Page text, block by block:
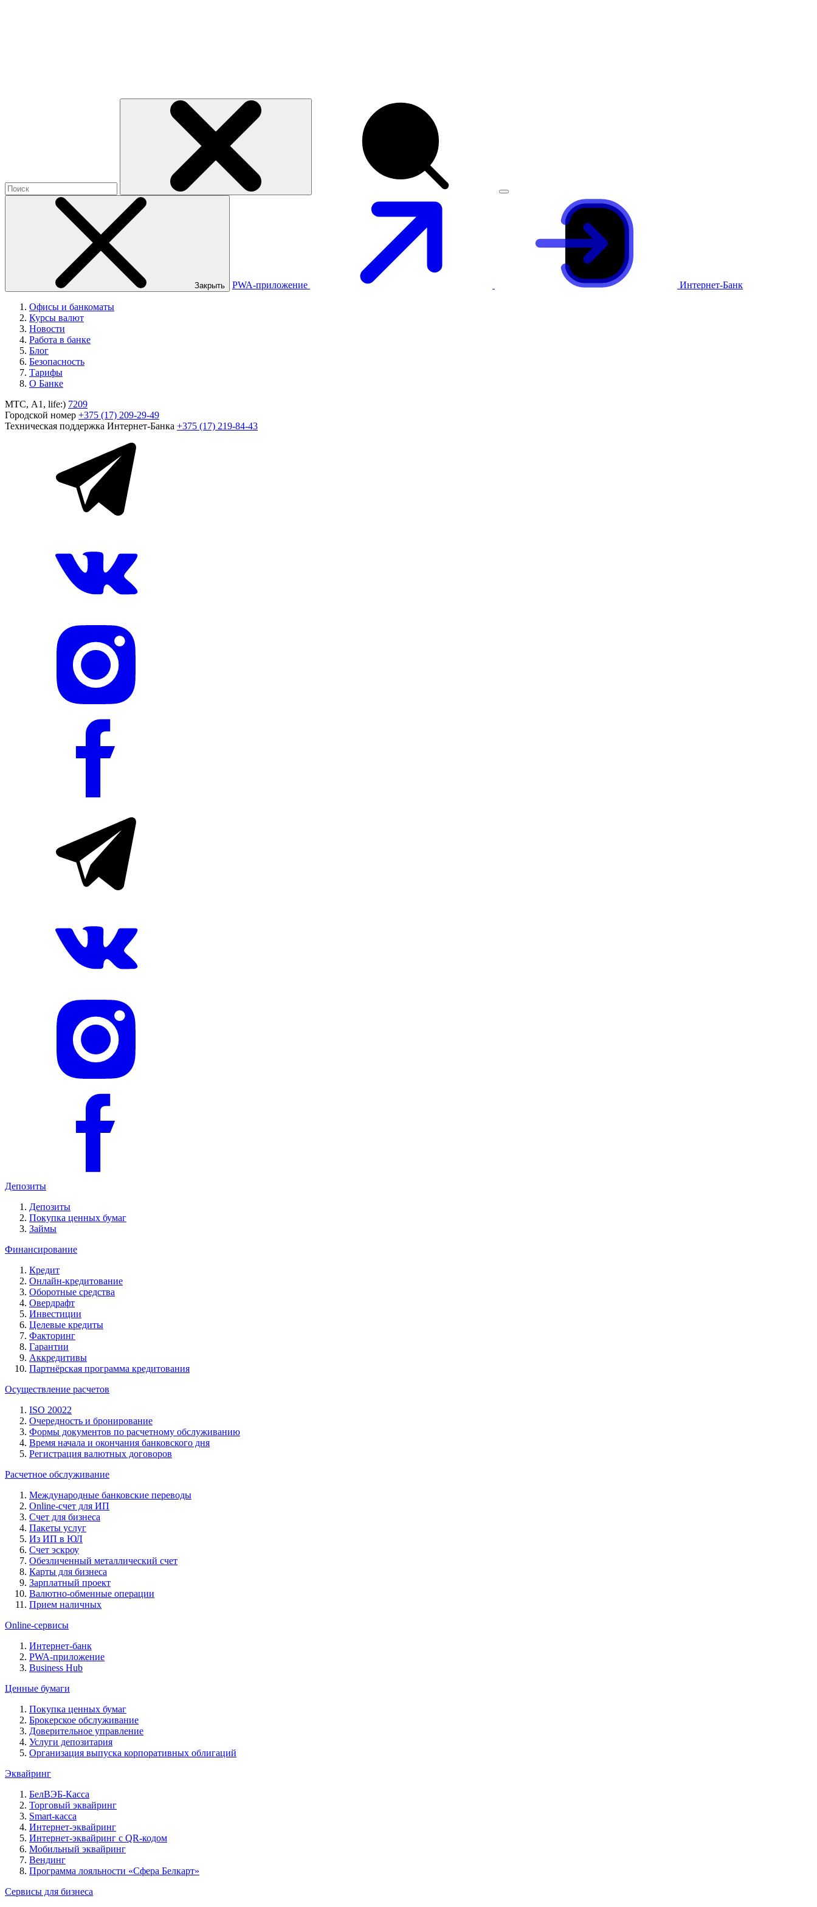
Закрыть PWA-приложение Интернет-Банк
Офисы и банкоматы
Курсы валют
Новости
Работа в банке
Блог
Безопасность
Тарифы
О Банке
МТС, A1, life:) 7209
Городской номер +375 (17) 209-29-49
Техническая поддержка Интернет-Банка +375 (17) 219-84-43
Депозиты
Депозиты
Покупка ценных бумаг
Займы
Финансирование
Кредит
Онлайн-кредитование
Оборотные средства
Овердрафт
Инвестиции
Целевые кредиты
Факторинг
Гарантии
Аккредитивы
Партнёрская программа кредитования
Осуществление расчетов
ISO 20022
Очередность и бронирование
Формы документов по расчетному обслуживанию
Время начала и окончания банковского дня
Регистрация валютных договоров
Расчетное обслуживание
Международные банковские переводы
Online-счет для ИП
Счет для бизнеса
Пакеты услуг
Из ИП в ЮЛ
Счет эскроу
Обезличенный металлический счет
Карты для бизнеса
Зарплатный проект
Валютно-обменные операции
Прием наличных
Online-сервисы
Интернет-банк
PWA-приложение
Business Hub
Ценные бумаги
Покупка ценных бумаг
Брокерское обслуживание
Доверительное управление
Услуги депозитария
Организация выпуска корпоративных облигаций
Эквайринг
БелВЭБ-Касса
Торговый эквайринг
Smart-касса
Интернет-эквайринг
Интернет-эквайринг с QR-кодом
Мобильный эквайринг
Вендинг
Программа лояльности «Сфера Белкарт»
Сервисы для бизнеса